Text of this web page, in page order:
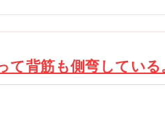
背筋も側弯している